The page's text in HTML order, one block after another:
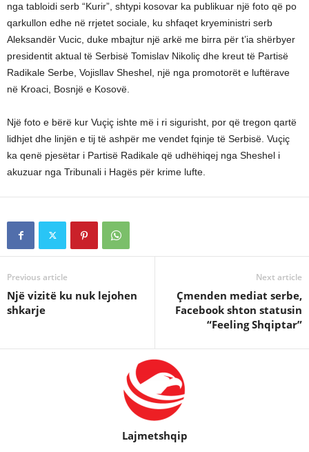
nga tabloidi serb “Kurir”, shtypi kosovar ka publikuar një foto që po
qarkullon edhe në rrjetet sociale, ku shfaqet kryeministri serb
Aleksandër Vucic, duke mbajtur një arkë me birra për t’ia shërbyer
presidentit aktual të Serbisë Tomislav Nikoliç dhe kreut të Partisë
Radikale Serbe, Vojisllav Sheshel, një nga promotorët e luftërave
në Kroaci, Bosnjë e Kosovë.
Një foto e bërë kur Vuçiç ishte më i ri sigurisht, por që tregon qartë
lidhjet dhe linjën e tij të ashpër me vendet fqinje të Serbisë. Vuçiç
ka qenë pjesëtar i Partisë Radikale që udhëhiqej nga Sheshel i
akuzuar nga Tribunali i Hagës për krime lufte.
Previous article
Një vizitë ku nuk lejohen
shkarje
Next article
Çmenden mediat serbe,
Facebook shton statusin
“Feeling Shqiptar”
Lajmetshqip